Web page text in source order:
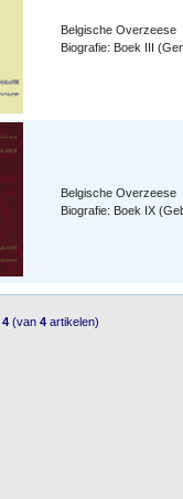
Belgische Overzeese
Biografie: Boek III
Belgische Overzeese
Biografie: Boek IX
4 (van 4 artikelen)